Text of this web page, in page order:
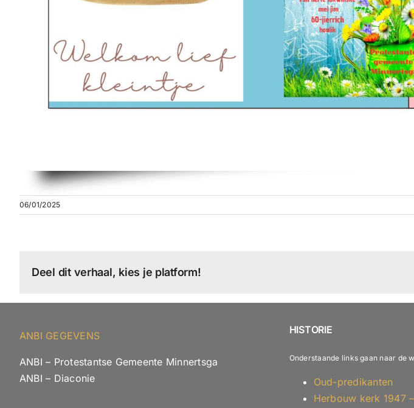
06/01/2025
Deel dit verhaal, kies je platform!
ANBI GEGEVENS
ANBI – Protestantse Gemeente Minnertsga
ANBI – Diaconie
HISTORIE
Onderstaande links gaan naar de
Oud-predikanten
Herbouw kerk 1947